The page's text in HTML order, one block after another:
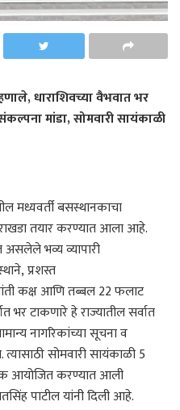
धाराशिवच्या वैभवात भर
मांडा, सोमवारी सायंकाळी
मध्यवर्ती बसस्थानकाचा
तयार करण्यात आला आहे.
भव्य व्यापारी
प्रशस्त
कक्ष आणि तब्बल 22 फलाट
भर टाकणारे हे राज्यातील सर्वात
नागरिकांच्या सूचना व
सोमवारी सायंकाळी 5
आयोजित करण्यात आली
पाटील यांनी दिली आहे.